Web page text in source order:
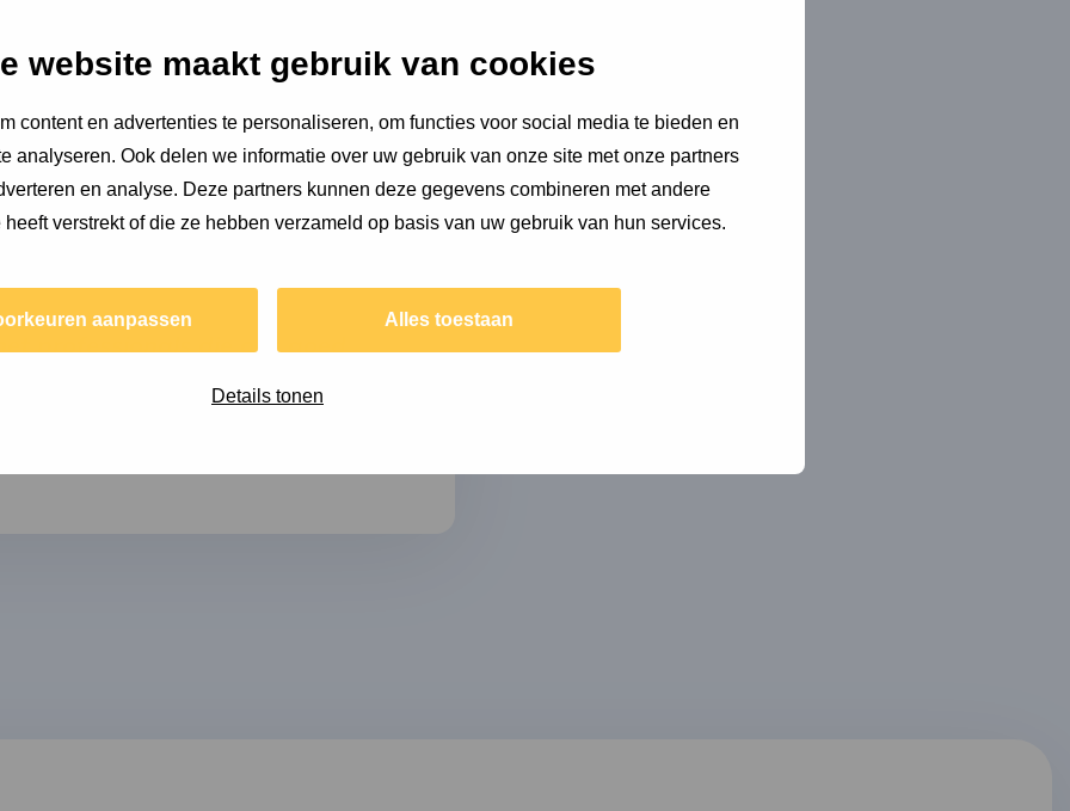
website maakt gebruik van cookies
content en advertenties te personaliseren, om functies voor social media te bieden en
analyseren. Ook delen we informatie over uw gebruik van onze site met onze partners
en analyse. Deze partners kunnen deze gegevens combineren met andere
verstrekt of die ze hebben verzameld op basis van uw gebruik van hun services.
aanpassen Alles toestaan
Details tonen
afgerond. Hierin is de toekomstbestendige
voor duurzaam en toekomstbestendig
dit traject heeft opgeleverd hebben wij er het
de transitie naar een duurzame en
koers.
professionals die ons goed
rondetafel en het CO2
ze een waardevolle en
en doen in de hele keten aan te